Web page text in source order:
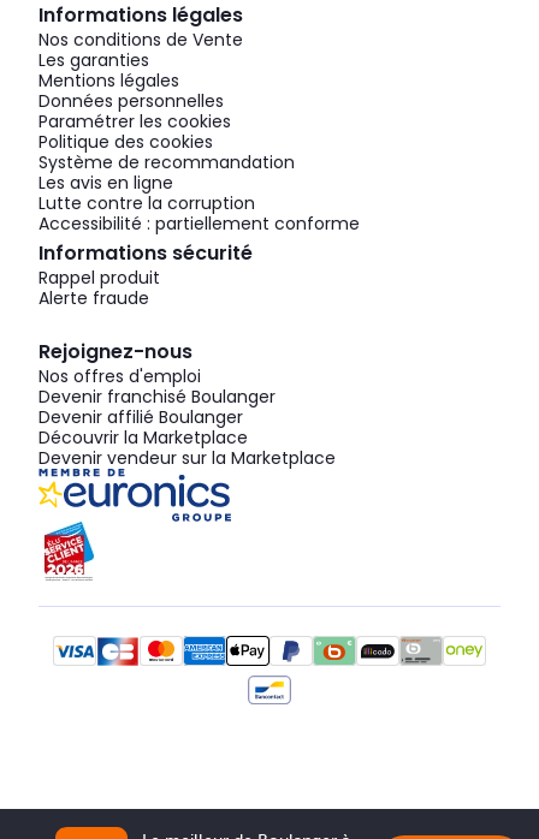
Informations légales
Nos conditions de Vente
Les garanties
Mentions légales
Données personnelles
Paramétrer les cookies
Politique des cookies
Système de recommandation
Les avis en ligne
Lutte contre la corruption
Accessibilité : partiellement conforme
Informations sécurité
Rappel produit
Alerte fraude
Rejoignez-nous
Nos offres d'emploi
Devenir franchisé Boulanger
Devenir affilié Boulanger
Découvrir la Marketplace
Devenir vendeur sur la Marketplace